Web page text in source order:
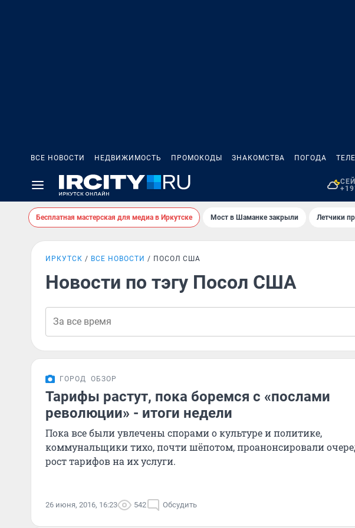
ВСЕ НОВОСТИ НЕДВИЖИМОСТЬ ПРОМОКОДЫ ЗНАКОМСТВА ПОГОДА
Бесплатная мастерская для медиа в Иркутске Мост в Шаманке закрыли Летчики
ИРКУТСК ВСЕ НОВОСТИ ПОСОЛ США
Новости по тэгу Посол США
ГОРОД ОБЗОР
Тарифы растут, пока боремся с «послами
революции» - итоги недели
Пока все были увлечены спорами о культуре и политике,
коммунальщики тихо, почти шёпотом, проанонсировали
рост тарифов на их услуги.
26 июня, 2016, 16:23 542 Обсудить